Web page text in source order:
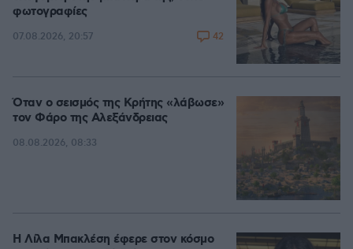
φωτογραφίες
07.08.2026, 20:57 42
Όταν ο σεισμός της Κρήτης «λάβωσε»
τον Φάρο της Αλεξάνδρειας
08.08.2026, 08:33
Η Λίλα Μπακλέση έφερε στον κόσμο